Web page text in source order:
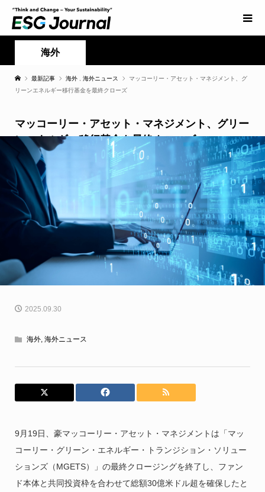
海外
最新記事 海外 海外ニュース
マッコーリー・アセット・マネジメント、グ
リーンエネルギー移行基金を最終クローズ
マッコーリー・アセット・マネジメント、グリー
ンエネルギー移行基金を最終クローズ
2025.09.30
海外, 海外ニュース
9月19日、豪マッコーリー・アセット・マネジメントは「マッ
コーリー・グリーン・エネルギー・トランジション・ソリュー
ションズ（MGETS）」の最終クロージングを終了し、ファン
ド本体と共同投資枠を合わせて総額30億米ドル超を確保したと